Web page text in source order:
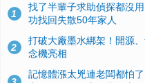
1
找了半輩子求助偵探都沒
功找回失散50年家人
2
打破大廠墨水綁架！開源
念機亮相
記憶體漲太兇連老闆都怕